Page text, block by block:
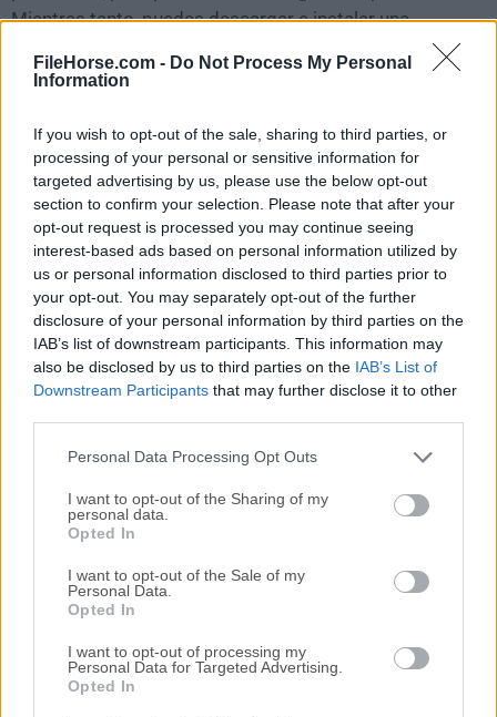
FileHorse.com - Do Not Process My Personal
Information
If you wish to opt-out of the sale, sharing to third parties, or
processing of your personal or sensitive information for
targeted advertising by us, please use the below opt-out
section to confirm your selection. Please note that after your
opt-out request is processed you may continue seeing
interest-based ads based on personal information utilized by
us or personal information disclosed to third parties prior to
your opt-out. You may separately opt-out of the further
disclosure of your personal information by third parties on the
IAB’s list of downstream participants. This information may
also be disclosed by us to third parties on the IAB’s List of
Downstream Participants that may further disclose it to other
Personal Data Processing Opt Outs
I want to opt-out of the Sharing of my
personal data.
Opted In
I want to opt-out of the Sale of my
Personal Data.
Opted In
I want to opt-out of processing my
Personal Data for Targeted Advertising.
Opted In
Mientras tanto, puedes descargar e instalar una
reciente de StarUML o leer nuestra reseña,
simplemente hazclic aquí .
Todas las versiones antiguas distribuidas en nuestro
sitio web son completamente libres de virus y están
disponibles para su descarga sin costo alguno.
Nos encantaría saber de ti
Si tienes alguna pregunta o idea que desees compartir